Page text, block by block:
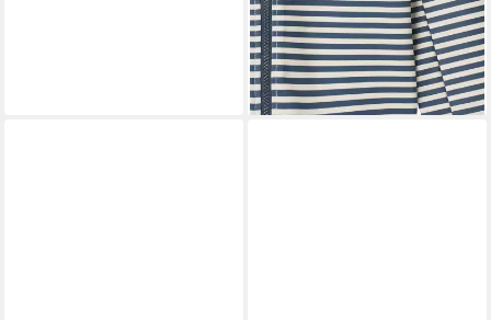
shirt L/S Zip Ada
49,95 €
lieferbar - in 2-3 Werktagen bei dir